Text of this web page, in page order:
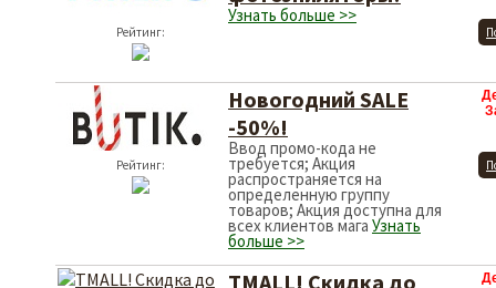
Рейтинг:
Узнать больше >>
Рейтинг:
Новогодний SALE
-50%!
Ввод промо-кода не
требуется; Акция
распространяется на
определенную группу
товаров; Акция доступна для
всех клиентов мага Узнать
больше >>
TMALL! Скидка до